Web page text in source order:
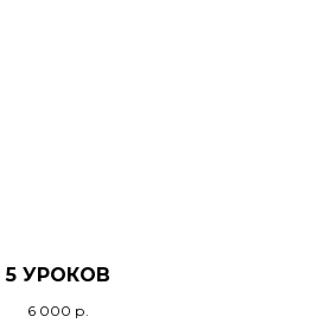
5 УРОКОВ
6 000 р.